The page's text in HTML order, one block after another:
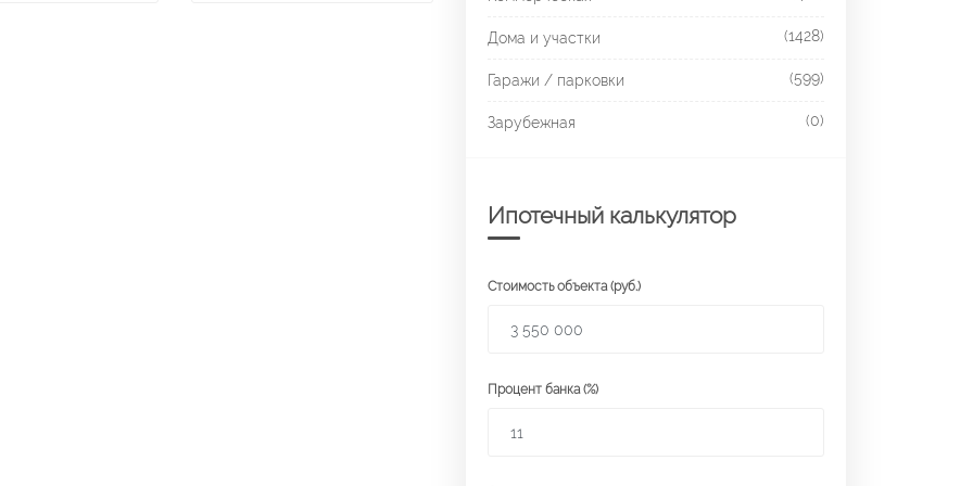
Дома и участки (1428)
Гаражи / парковки (599)
Зарубежная (0)
Ипотечный калькулятор
Стоимость объекта (руб.)
Процент банка (%)